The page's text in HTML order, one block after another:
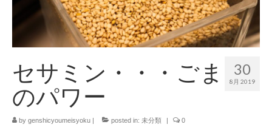
30
8月 2019
セサミン・・・ごま
のパワー
by genshicyoumeisyoku | posted in: 未分類 | 0